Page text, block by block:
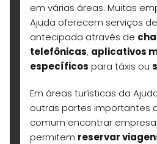
em várias áreas. Muitas
Ajuda oferecem serviços
antecipada através de
telefônicas, aplicativos
específicos para táxis ou
Em áreas turísticas da
outras partes importantes
comum encontrar
permitem reservar